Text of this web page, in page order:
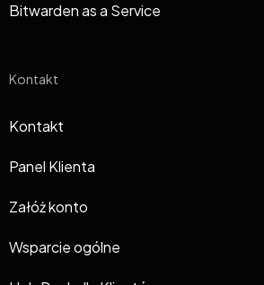
Bitwarden as a Service
Kontakt
Kontakt
Panel Klienta
Załóż konto
Wsparcie ogólne